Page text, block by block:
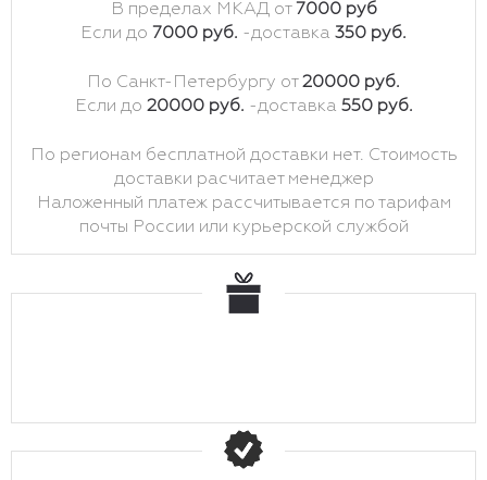
В пределах МКАД от 7000 руб
Если до 7000 руб. -доставка 350 руб.
По Санкт-Петербургу от20000 руб.
Если до 20000 руб. -доставка 550 руб.
По регионам бесплатной доставки нет. Стоимость
доставки расчитает менеджер
Наложенный платеж рассчитывается по тарифам
почты России или курьерской службой